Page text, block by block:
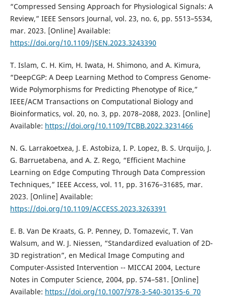
“Compressed Sensing Approach for Physiological Signals: A
Review,” IEEE Sensors Journal, vol. 23, no. 6, pp. 5513–5534,
mar. 2023. [Online] Available:
https://doi.org/10.1109/JSEN.2023.3243390
T. Islam, C. H. Kim, H. Iwata, H. Shimono, and A. Kimura,
“DeepCGP: A Deep Learning Method to Compress Genome-
Wide Polymorphisms for Predicting Phenotype of Rice,”
IEEE/ACM Transactions on Computational Biology and
Bioinformatics, vol. 20, no. 3, pp. 2078–2088, 2023. [Online]
Available: https://doi.org/10.1109/TCBB.2022.3231466
N. G. Larrakoetxea, J. E. Astobiza, I. P. Lopez, B. S. Urquijo, J.
G. Barruetabena, and A. Z. Rego, “Efficient Machine
Learning on Edge Computing Through Data Compression
Techniques,” IEEE Access, vol. 11, pp. 31676–31685, mar.
2023. [Online] Available:
https://doi.org/10.1109/ACCESS.2023.3263391
E. B. Van De Kraats, G. P. Penney, D. Tomazevic, T. Van
Walsum, and W. J. Niessen, “Standardized evaluation of 2D-
3D registration”, en Medical Image Computing and
Computer-Assisted Intervention -- MICCAI 2004, Lecture
Notes in Computer Science, 2004, pp. 574–581. [Online]
Available: https://doi.org/10.1007/978-3-540-30135-6_70